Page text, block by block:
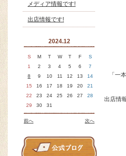
メディア情報です!
出店情報です!
2024.12
S M T W T F
S
1
2 3 4 5 6
7
8
9 10 11 12 13
14
15
16 17 18 19 20
21
22
23 24 25 26 27
28
29
30 31
次へ
前へ
「一
出店情